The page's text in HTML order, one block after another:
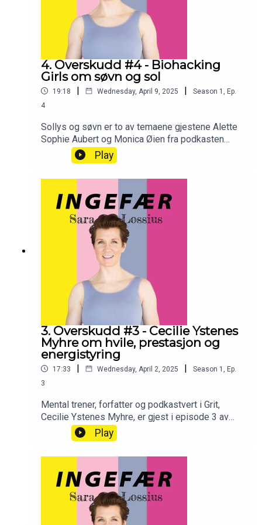
4. Overskudd #4 - Biohacking
Girls om søvn og sol
19:18 | Wednesday, April 9, 2025 | Season 1
Ep.
4
Sollys og søvn er to av temaene gjestene Alette
Sophie Aubert og Monica Øien fra podkasten
Biohacking Girls snakker med Sara Lossius om i
episode 4 av Overskudd. Vi snakker om: Sollys
helseHvor viktig søvn er for
overskuddTakknemlighet, tilstedeværelse og at
små, enkle endringer kan gjøre en stor
forskjell. Monica og Alette er aktuell med boken
Biohacking. Biohacking podkastEpisoden på
Biohacking der Sara snakker om
OverskuddInstagram Biohacking girlsSaras bok
OverskuddSara på InstagramSara på
LinkedInBook sara for foredrag her:
sara@saralossius.no
Play
3. Overskudd #3 - Cecilie Ystenes
Myhre om hvile, prestasjon og
energistyring
17:33 | Wednesday, April 2, 2025 | Season 1
Ep.
3
Mental trener, forfatter og podkastvert i Grit,
Cecilie Ystenes Myhre, er gjest i episode 3 av
overskudd. Vi snakker om: Hva overskudd er og
at å forvente overskudd hver dag er
prestasjon.Energistyring opp mot tradisjonell
kalenderstyring.Å identifisere egne energikilder
kan øke produktiviteten.Hvordan gjøre overganger
bedre på jobb, og mellom jobb og hjemme for å
redusere stressnivå.Aksept er nøkkelen til å
Play